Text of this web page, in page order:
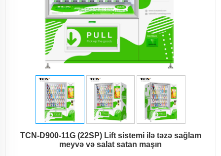
TCN-D900-11G (22SP) Lift sistemi ilə təzə sağlam
meyvə və salat satan maşın